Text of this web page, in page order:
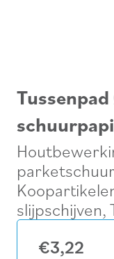
slijpschijven,
€3,22